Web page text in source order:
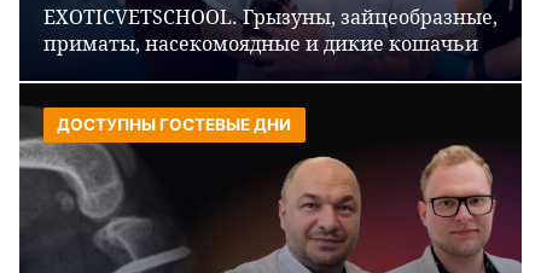
EXOTICVETSCHOOL. Грызуны, зайцеобразные,
приматы, насекомоядные и дикие кошачьи
ДОСТУПНЫ ГОСТЕВЫЕ ДНИ